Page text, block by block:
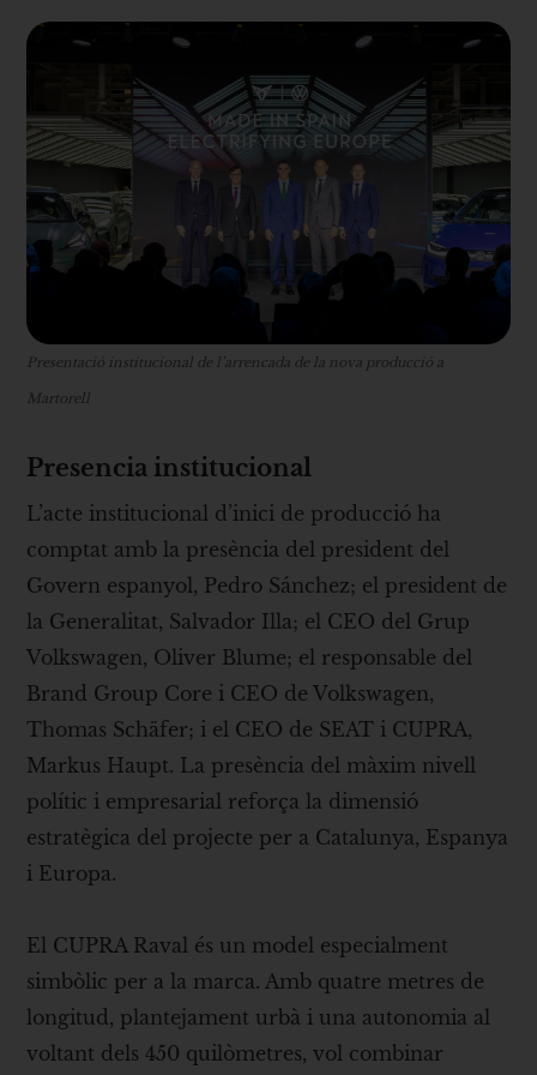
Presentació institucional de l’arrencada de la nova producció a
Martorell
Presencia institucional
L’acte institucional d’inici de producció ha
comptat amb la presència del president del
Govern espanyol, Pedro Sánchez; el president de
la Generalitat, Salvador Illa; el CEO del Grup
Volkswagen, Oliver Blume; el responsable del
Brand Group Core i CEO de Volkswagen,
Thomas Schäfer; i el CEO de SEAT i CUPRA,
Markus Haupt. La presència del màxim nivell
polític i empresarial reforça la dimensió
estratègica del projecte per a Catalunya, Espanya
i Europa.
El CUPRA Raval és un model especialment
simbòlic per a la marca. Amb quatre metres de
longitud, plantejament urbà i una autonomia al
voltant dels 450 quilòmetres, vol combinar